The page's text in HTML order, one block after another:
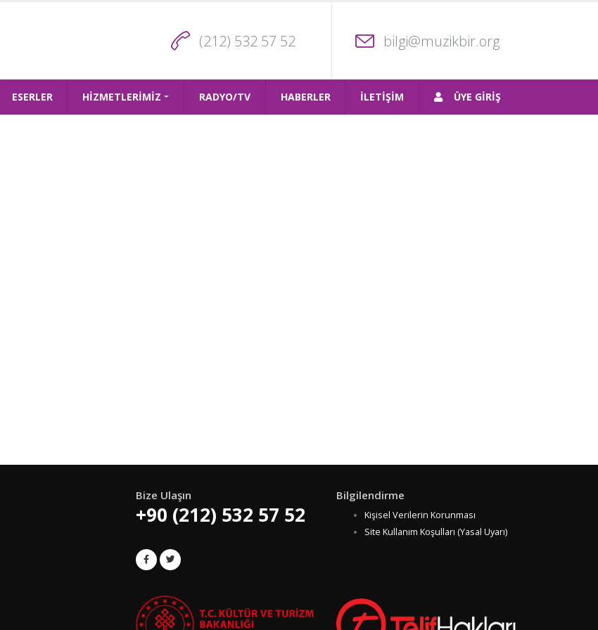
(212) 532 57 52 bilgi@muzikbir.org
ESERLER HİZMETLERİMİZ RADYO/TV HABERLER İLETİŞİM ÜYE GİRİŞ
Bize Ulaşın
+90 (212) 532 57 52
Bilgilendirme
Kişisel Verilerin Korunması
Site Kullanım Koşulları (Yasal Uyarı)